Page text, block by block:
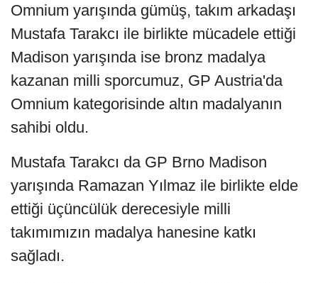
Omnium yarışında gümüş, takım arkadaşı
Mustafa Tarakcı ile birlikte mücadele ettiği
Madison yarışında ise bronz madalya
kazanan milli sporcumuz, GP Austria'da
Omnium kategorisinde altın madalyanın
sahibi oldu.
Mustafa Tarakcı da GP Brno Madison
yarışında Ramazan Yılmaz ile birlikte elde
ettiği üçüncülük derecesiyle milli
takımımızın madalya hanesine katkı
sağladı.